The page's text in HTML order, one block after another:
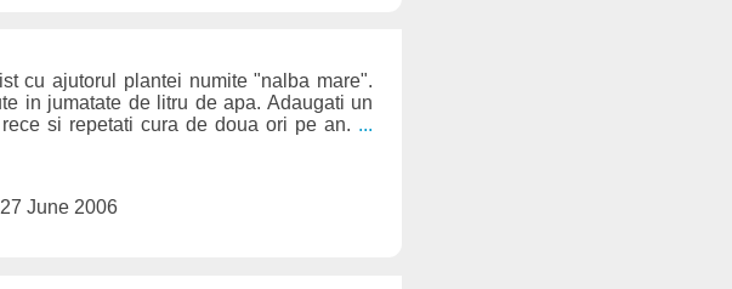
cu ajutorul plantei numite "nalba mare".
in jumatate de litru de apa. Adaugati un
si repetati cura de doua ori pe an. ...
June 2006